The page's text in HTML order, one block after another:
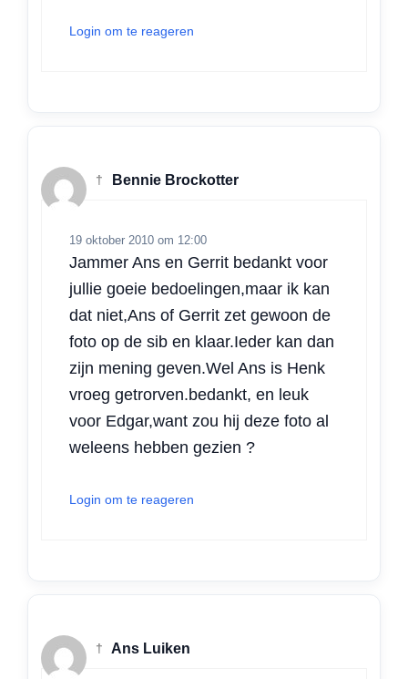
Login om te reageren
† Bennie Brockotter
19 oktober 2010 om 12:00
Jammer Ans en Gerrit bedankt voor
jullie goeie bedoelingen,maar ik kan
dat niet,Ans of Gerrit zet gewoon de
foto op de sib en klaar.Ieder kan dan
zijn mening geven.Wel Ans is Henk
vroeg getrorven.bedankt, en leuk
voor Edgar,want zou hij deze foto al
weleens hebben gezien ?
Login om te reageren
† Ans Luiken